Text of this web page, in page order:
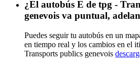
¿El autobús E de tpg -
genevois va puntual,
Puedes seguir tu autobús en un
en tiempo real y los cambios en el
Transports publics genevois